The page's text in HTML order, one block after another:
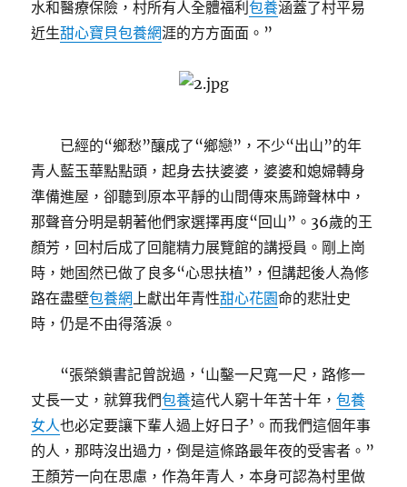
水和醫療保險，村所有人全體福利包養涵蓋了村平易
近生甜心寶貝包養網涯的方方面面。”
已經的“鄉愁”釀成了“鄉戀”，不少“出山”的年
青人藍玉華點點頭，起身去扶婆婆，婆婆和媳婦轉身
準備進屋，卻聽到原本平靜的山間傳來馬蹄聲林中，
那聲音分明是朝著他們家選擇再度“回山”。36歲的王
顏芳，回村后成了回龍精力展覽館的講授員。剛上崗
時，她固然已做了良多“心思扶植”，但講起後人為修
路在盡壁包養網上獻出年青性甜心花園命的悲壯史
時，仍是不由得落淚。
“張榮鎖書記曾說過，‘山鑿一尺寬一尺，路修一
丈長一丈，就算我們包養這代人窮十年苦十年，包養
女人也必定要讓下輩人過上好日子’。而我們這個年事
的人，那時沒出過力，倒是這條路最年夜的受害者。”
王顏芳一向在思慮，作為年青人，本身可認為村里做